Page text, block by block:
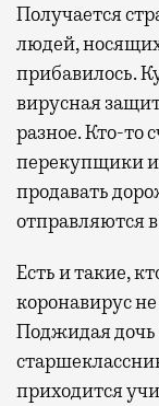
Получается
людей,
прибавилось.
вирусная
разное. Кто-то
перекупщики
продавать
отправляются
Есть и такие,
коронавирус
Поджидая дочь
приходится